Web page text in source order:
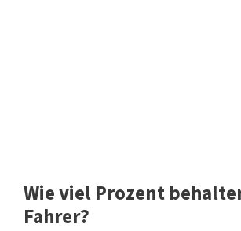
Wie viel Prozent
Fahrer?